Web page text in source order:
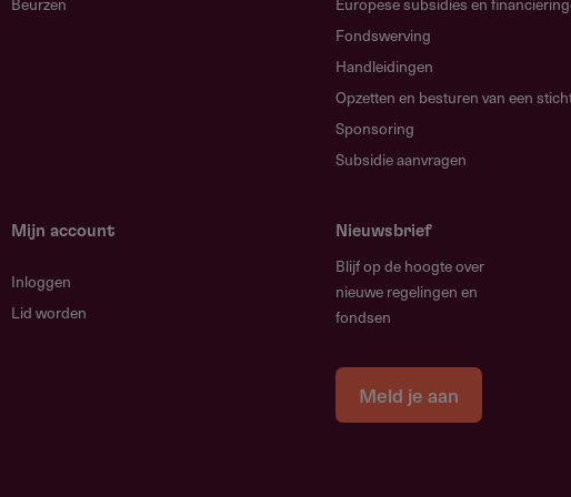
door het Prins Bernhard Cultuurfonds Noord-Brabant.
Fondswerving
Handleidingen
Opzetten en besturen van een
Sponsoring
Subsidie aanvragen
Mijn account
Inloggen
Lid worden
Nieuwsbrief
Blijf op de hoogte over
nieuwe regelingen en
fondsen
Meld je aan